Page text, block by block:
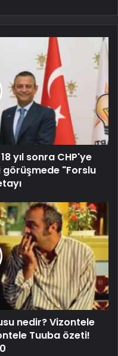
yıl sonra CHP'ye
"Forslu
nedir? Vizontele
Tuuba özeti!